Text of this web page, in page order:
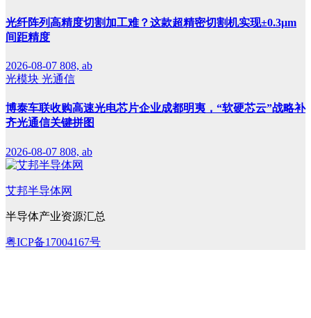
光纤阵列高精度切割加工难？这款超精密切割机实现±0.3μm
间距精度
2026-08-07 808, ab
光模块 光通信
博泰车联收购高速光电芯片企业成都明夷，“软硬芯云”战略补
齐光通信关键拼图
2026-08-07 808, ab
艾邦半导体网
半导体产业资源汇总
粤ICP备17004167号